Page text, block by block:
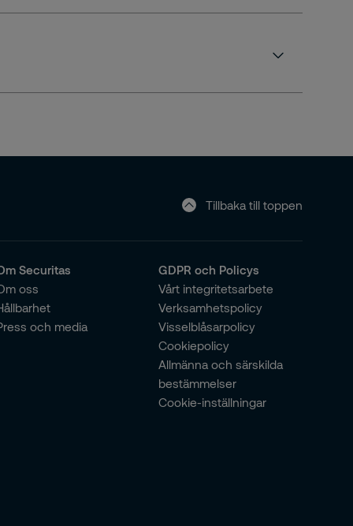
Tillbaka till toppen
Securitas
oss
och media
GDPR och Policys
Vårt integritetsarbete
Verksamhetspolicy
Visselblåsarpolicy
Cookiepolicy
Allmänna och särskilda
bestämmelser
Cookie-inställningar